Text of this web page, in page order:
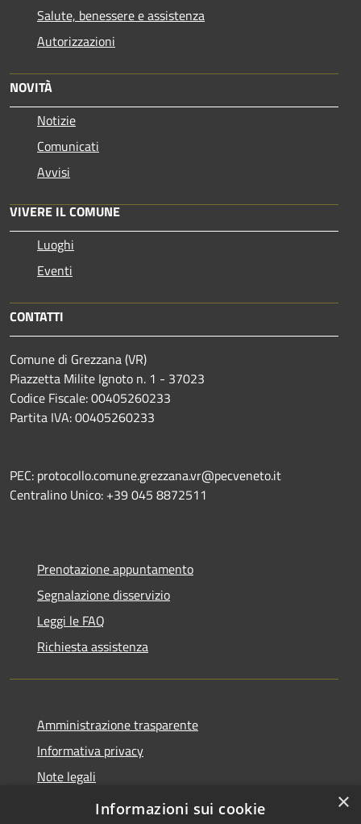
Salute, benessere e assistenza
Autorizzazioni
NOVITÀ
Notizie
Comunicati
Avvisi
VIVERE IL COMUNE
Luoghi
Eventi
CONTATTI
Comune di Grezzana (VR)
Piazzetta Milite Ignoto n. 1 - 37023
Codice Fiscale: 00405260233
Partita IVA: 00405260233
PEC: protocollo.comune.grezzana.vr@pecveneto.it
Centralino Unico: +39 045 8872511
Prenotazione appuntamento
Segnalazione disservizio
Leggi le FAQ
Richiesta assistenza
Amministrazione trasparente
Informativa privacy
Note legali
Dichiarazione di accessibilità
×
Informazioni sui cookie